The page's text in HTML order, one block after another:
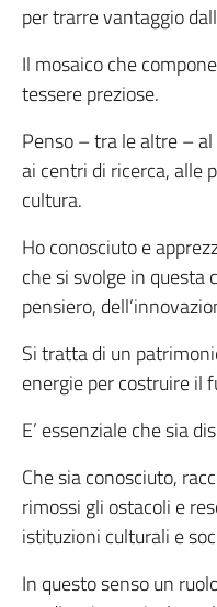
per trarre vantaggio
Il mosaico che
tessere preziose.
Penso – tra le altre –
ai centri di ricerca, alle
cultura.
Ho conosciuto e
che si svolge in questa
pensiero,
Si tratta di un
energie per costruire il
E’ essenziale che sia
Che sia conosciuto,
rimossi gli ostacoli e
istituzioni culturali e
In questo senso un